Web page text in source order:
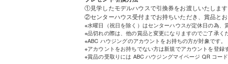
①見学したモデルハウスで引換券をお渡しいたします
②センターハウス受付までお持ちいただき、賞品とお
※水曜日（祝日を除く）はセンターハウスが定休日の為、
※品切れの際は、他の賞品と変更になりますのでご了承くだ
※ABC ハウジングのアカウントをお持ちの方が対象です。
※アカウントをお持ちでない方は新規でアカウントを登録
※賞品の受取りには ABC ハウジングマイページ QR コー